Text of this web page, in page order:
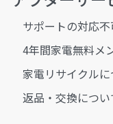
サポートの対応
4年間家電無料メ
家電リサイクルに
返品・交換につい